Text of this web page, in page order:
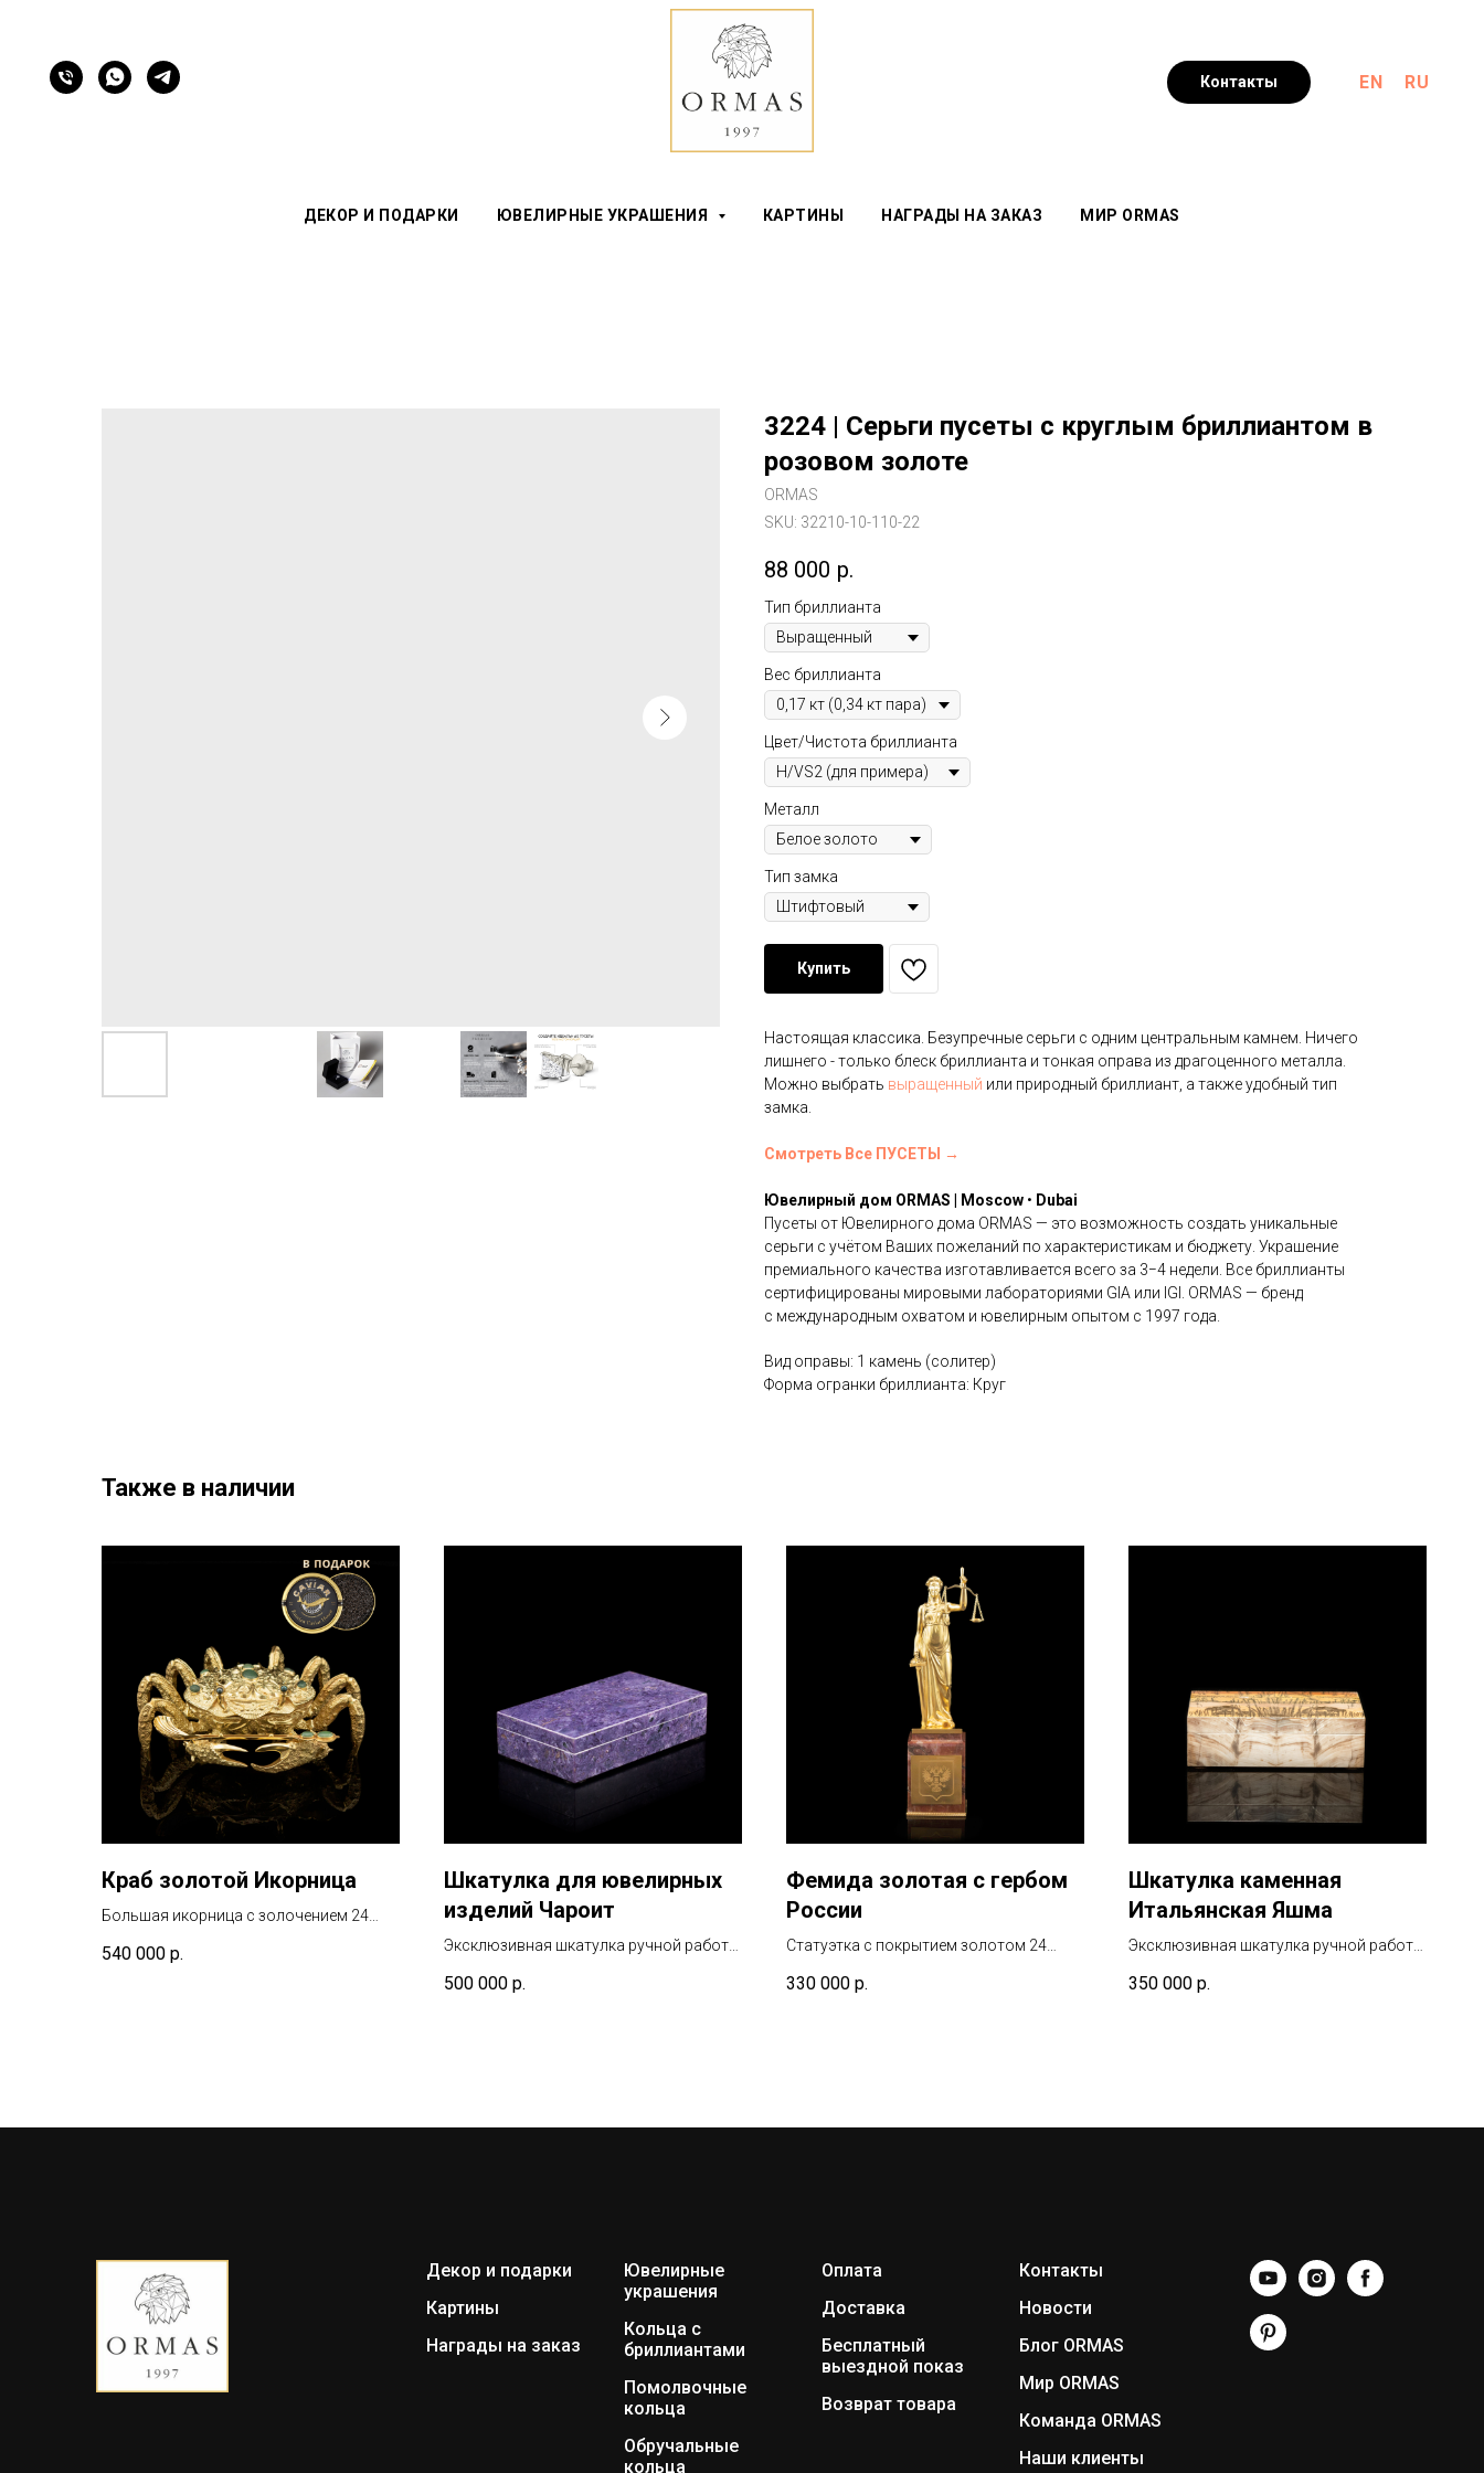
Контакты EN RU
ДЕКОР И ПОДАРКИ ЮВЕЛИРНЫЕ УКРАШЕНИЯ КАРТИНЫ НАГРАДЫ НА ЗАКАЗ МИР ORMAS
3224 | Серьги пусеты с круглым бриллиантом в
розовом золоте
ORMAS
SKU: 32210-10-110-22
88 000 р.
Тип бриллианта
Вес бриллианта
Цвет/Чистота бриллианта
Металл
Тип замка
Купить
Настоящая классика. Безупречные серьги с одним центральным камнем. Ничего
лишнего - только блеск бриллианта и тонкая оправа из драгоценного металла.
Можно выбрать выращенный или природный бриллиант, а также удобный тип
замка.
Смотреть Все ПУСЕТЫ →
Ювелирный дом ORMAS | Moscow • Dubai
Пусеты от Ювелирного дома ORMAS — это возможность создать уникальные
серьги с учётом Ваших пожеланий по характеристикам и бюджету. Украшение
премиального качества изготавливается всего за 3−4 недели. Все бриллианты
сертифицированы мировыми лабораториями GIA или IGI. ORMAS — бренд
с международным охватом и ювелирным опытом с 1997 года.
Вид оправы: 1 камень (солитер)
Форма огранки бриллианта: Круг
Также в наличии
Краб золотой Икорница
Большая икорница с золочением 24
черным жемчугом
540 000 р.
Шкатулка для ювелирных
изделий Чароит
Эксклюзивная шкатулка ручной работы
500 000 р.
Фемида золотая с гербом
России
Статуэтка с покрытием золотом 24
330 000 р.
Шкатулка каменная
Итальянская Яшма
Эксклюзивная шкатулка ручной работы
350 000 р.
Декор и подарки
Картины
Награды на заказ
Ювелирные
украшения
Кольца с
бриллиантами
Помолвочные
кольца
Обручальные
кольца
Оплата
Доставка
Бесплатный
выездной показ
Возврат товара
Контакты
Новости
Блог ORMAS
Мир ORMAS
Команда ORMAS
Наши клиенты